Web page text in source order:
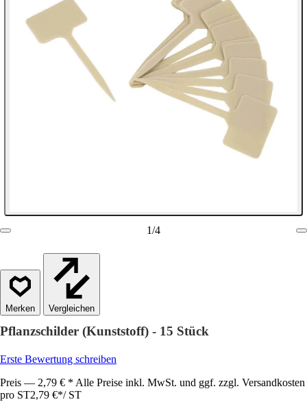
1/4
Vergleichen
Pflanzschilder (Kunststoff) - 15 Stück
Erste Bewertung schreiben
Preis — 2,79 € * Alle Preise inkl. MwSt. und ggf. zzgl. Versandkosten
pro ST2,79 €*/ ST